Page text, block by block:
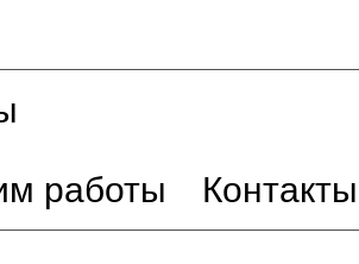
работы Контакты